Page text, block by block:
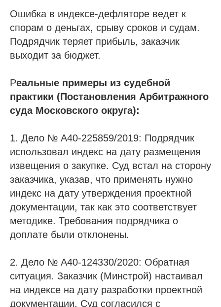
Ошибка в индексе-дефляторе ведет к
спорам о деньгах, срыву сроков и судам.
Подрядчик теряет прибыль, заказчик
выходит за бюджет.
Реальные примеры из судебной
практики (Постановления Арбитражного
суда Московского округа):
1. Дело № А40-225859/2019: Подрядчик
использовал индекс на дату размещения
извещения о закупке. Суд встал на сторону
заказчика, указав, что применять нужно
индекс на дату утверждения проектной
документации, так как это соответствует
методике. Требования подрядчика о
доплате были отклонены.
2. Дело № А40-124330/2020: Обратная
ситуация. Заказчик (Минстрой) настаивал
на индексе на дату разработки проектной
документации. Суд согласился с